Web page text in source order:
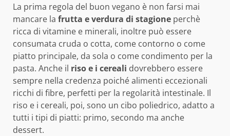
La prima regola del buon vegano è non farsi mai
mancare la frutta e verdura di stagione perchè
ricca di vitamine e minerali, inoltre può essere
consumata cruda o cotta, come contorno o come
piatto principale, da sola o come condimento per la
pasta. Anche il riso e i cereali dovrebbero essere
sempre nella credenza poiché alimenti eccezionali
ricchi di fibre, perfetti per la regolarità intestinale. Il
riso e i cereali, poi, sono un cibo poliedrico, adatto a
tutti i tipi di piatti: primo, secondo ma anche
dessert.